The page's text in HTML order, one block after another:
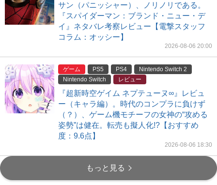
サン（パニッシャー）、ノリノリである。
『スパイダーマン：ブランド・ニュー・デ
イ』ネタバレ考察レビュー【電撃スタッフ
コラム：オッシー】
2026-08-06 20:00
ゲーム PS5 PS4
Nintendo Switch 2
Nintendo Switch
レビュー
『超新時空ゲイム ネプテューヌ∞』レビュ
ー（キャラ編）。時代のコンプラに負けず
（？）、ゲーム機モチーフの女神の“攻める
姿勢”は健在。転売も擬人化!?【おすすめ
度：9.6点】
2026-08-06 18:30
もっと見る